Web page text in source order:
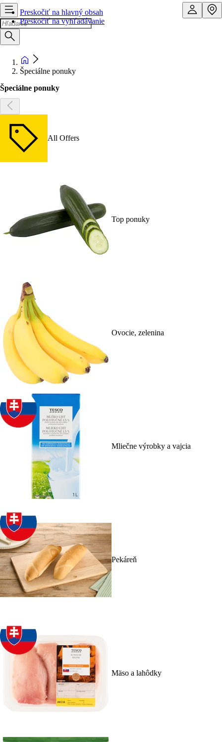
Preskočiť na hlavný obsah
Preskočiť na vyhľadávanie
Špeciálne ponuky
Špeciálne ponuky
All Offers
Top ponuky
Ovocie, zelenina
Mliečne výrobky a vajcia
Pekáreň
Mäso a lahôdky